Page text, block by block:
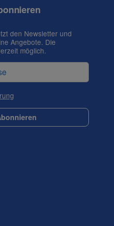
den Newsletter und
Angebote. Die
möglich.